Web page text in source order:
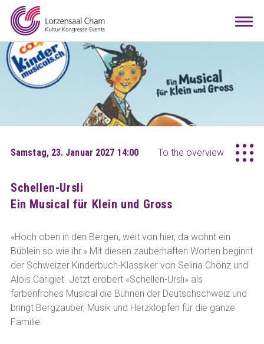
Booking
Visitors
Info
Teamwork
Samstag, 23. Januar 2027 14:00
To the overview
Schellen-Ursli
Ein Musical für Klein und Gross
«Hoch oben in den Bergen, weit von hier, da wohnt ein
Büblein so wie ihr.» Mit diesen zauberhaften Worten beginnt
der Schweizer Kinderbuch-Klassiker von Selina Chönz und
Alois Carigiet. Jetzt erobert «Schellen-Ursli» als
farbenfrohes Musical die Bühnen der Deutschschweiz und
bringt Bergzauber, Musik und Herzklopfen für die ganze
Familie.